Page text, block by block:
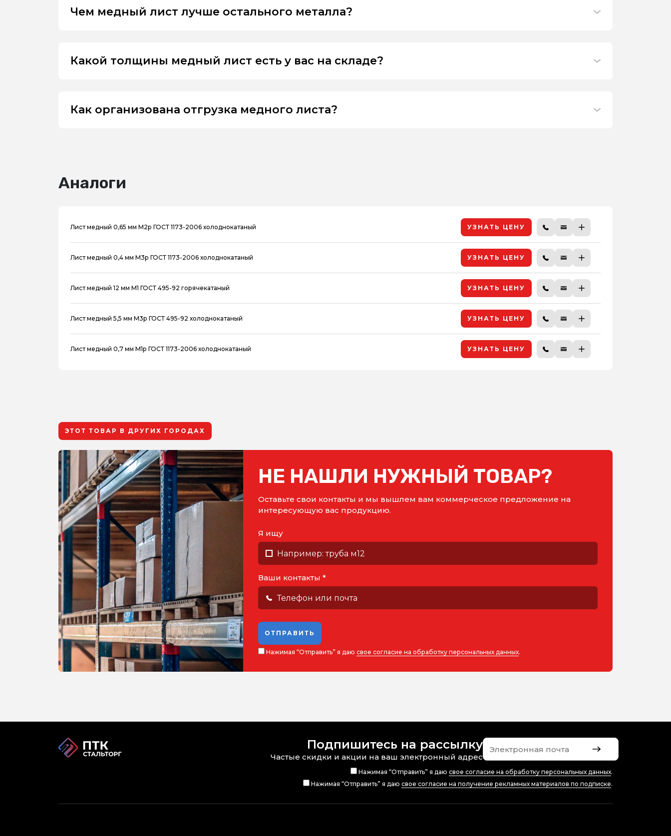
Чем медный лист лучше остального металла?
Какой толщины медный лист есть у вас на складе?
Как организована отгрузка медного листа?
Аналоги
Лист медный 0,65 мм М2р ГОСТ 1173-2006 холоднокатаный УЗНАТЬ ЦЕНУ
Лист медный 0,4 мм М3р ГОСТ 1173-2006 холоднокатаный УЗНАТЬ ЦЕНУ
Лист медный 12 мм М1 ГОСТ 495-92 горячекатаный УЗНАТЬ ЦЕНУ
Лист медный 5,5 мм М3р ГОСТ 495-92 холоднокатаный УЗНАТЬ ЦЕНУ
Лист медный 0,7 мм М1р ГОСТ 1173-2006 холоднокатаный УЗНАТЬ ЦЕНУ
ЭТОТ ТОВАР В ДРУГИХ ГОРОДАХ
НЕ НАШЛИ НУЖНЫЙ ТОВАР?
Оставьте свои контакты и мы вышлем вам коммерческое предложение на
интересующую вас продукцию.
Я ищу
Ваши контакты *
ОТПРАВИТЬ
Нажимая “Отправить” я даю свое согласие на обработку персональных данных.
Подпишитесь на рассылку
Частые скидки и акции на ваш электронный адрес
Нажимая “Отправить” я даю свое согласие на обработку персональных данных.
Нажимая “Отправить” я даю свое согласие на получение рекламных материалов по подписке.